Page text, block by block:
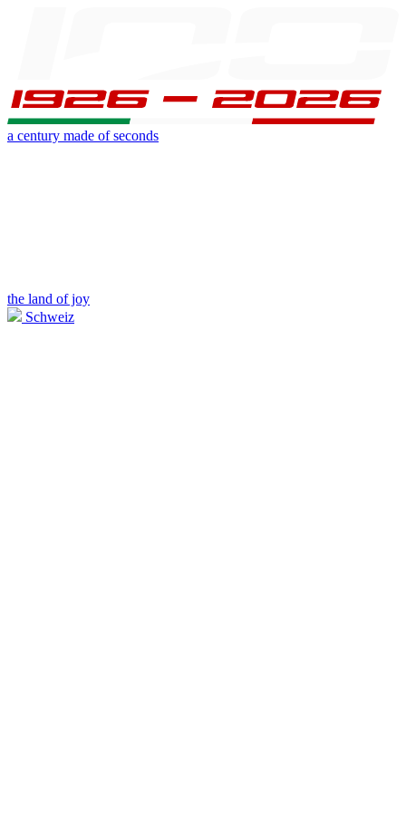
a century made of seconds
the land of joy
Schweiz